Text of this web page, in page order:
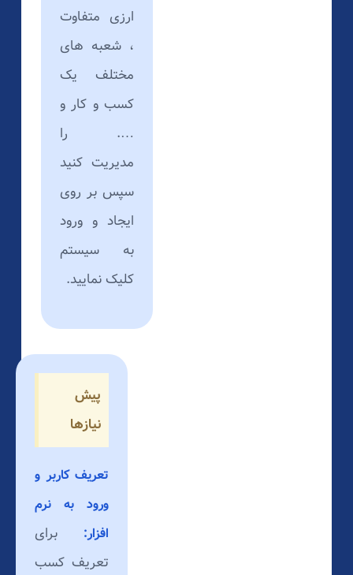
ارزی متفاوت
، شعبه های
مختلف یک
کسب و کار و
…. را
مدیریت کنید
سپس بر روی
ایجاد و ورود
به سیستم
کلیک نمایید.
پیش
نیازها
تعریف کاربر و
ورود به نرم
افزار:
برای
تعریف کسب